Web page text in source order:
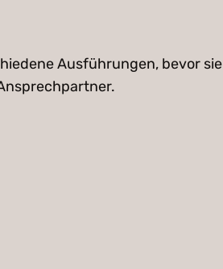
Ausführungen, bevor